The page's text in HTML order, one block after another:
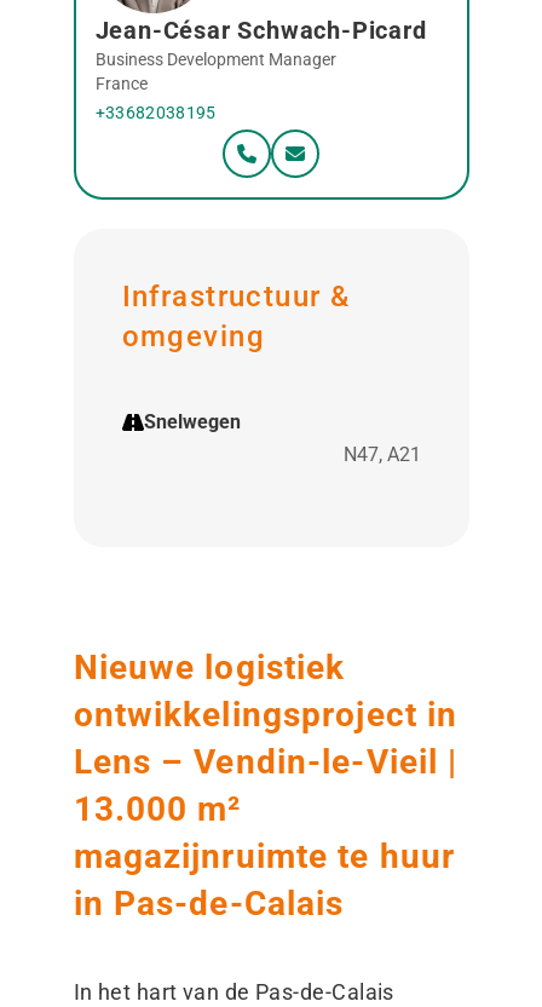
Nieuwe logistiek
ontwikkelingsproject in
Lens – Vendin-le-Vieil |
13.000 m²
magazijnruimte te huur
in Pas-de-Calais
In het hart van de Pas-de-Calais
Jean-César Schwach-Picard
Business Development Manager
France
+33682038195
Infrastructuur &
omgeving
Snelwegen
N47, A21